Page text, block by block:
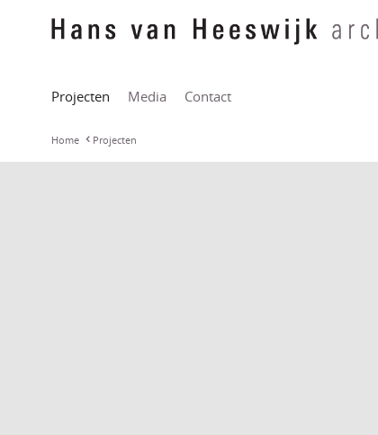
Projecten Media Contact
Home Projecten